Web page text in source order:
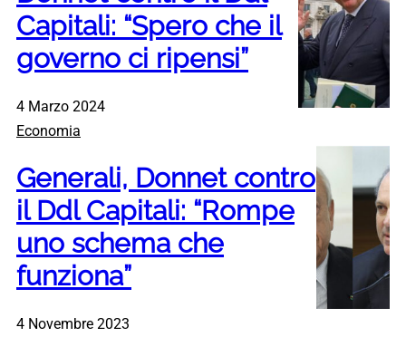
Capitali: “Spero che il
governo ci ripensi”
4 Marzo 2024
Economia
Generali, Donnet contro
il Ddl Capitali: “Rompe
uno schema che
funziona”
4 Novembre 2023